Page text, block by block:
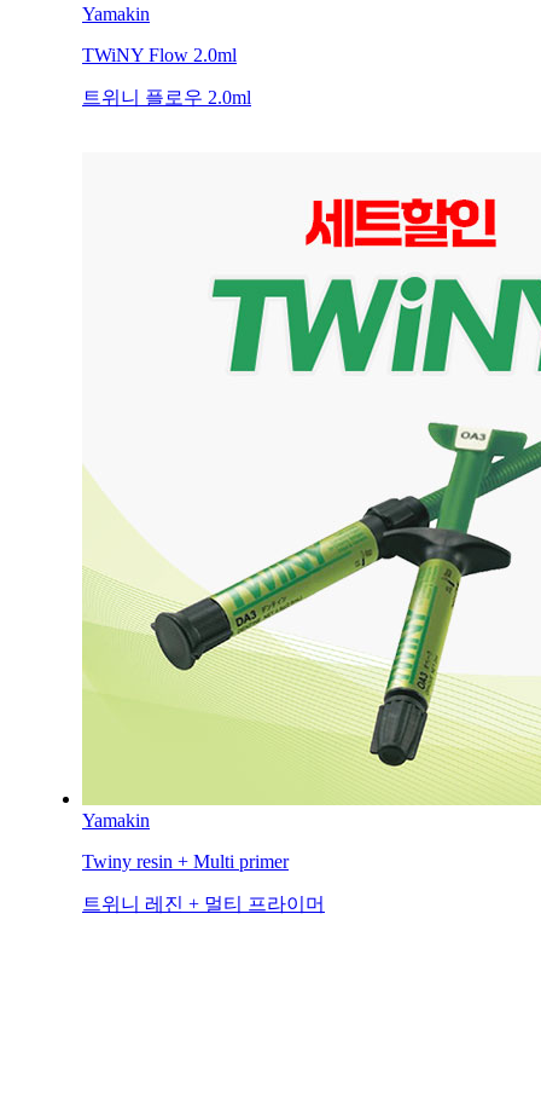
Yamakin
TWiNY Flow 2.0ml
트위니 플로우 2.0ml
Yamakin
Twiny resin + Multi primer
트위니 레진 + 멀티 프라이머